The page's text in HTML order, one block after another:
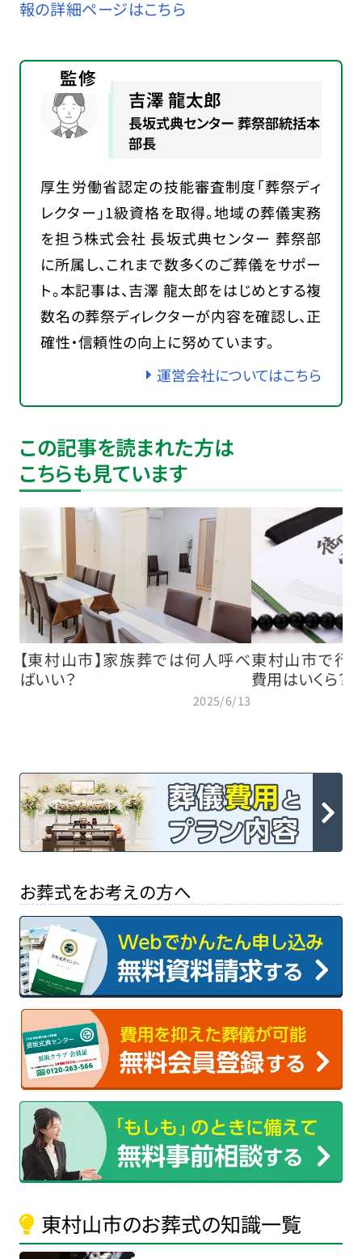
報の詳細ページはこちら
監修
吉澤 龍太郎
長坂式典センター 葬祭部統括本
部長
厚生労働省認定の技能審査制度「葬祭ディ
レクター」1級資格を取得。地域の葬儀実務
を担う株式会社 長坂式典センター 葬祭部
に所属し、これまで数多くのご葬儀をサポー
ト。本記事は、吉澤 龍太郎をはじめとする複
数名の葬祭ディレクターが内容を確認し、正
確性・信頼性の向上に努めています。
運営会社についてはこちら
この記事を読まれた方は
こちらも見ています
【東村山市】家族葬では何人呼べ
ばいい？
2025/6/13
東村山市で行
費用はいくら？
お葬式をお考えの方へ
東村山市のお葬式の知識一覧